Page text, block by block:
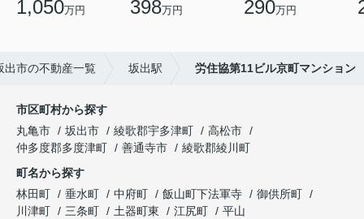
1,050万円 398万円 290万円
出市の不動産一覧 坂出駅 労住協第11ビル京町マンション
市区町村から探す
丸亀市
坂出市 綾歌郡宇多津町
高松市
仲多度郡多度津町
善通寺市
綾歌郡綾川町
町名から探す
林田町
垂水町 中府町 飯山町下法軍寺
御供所町
川津町
三条町 土器町東 江尻町
平山